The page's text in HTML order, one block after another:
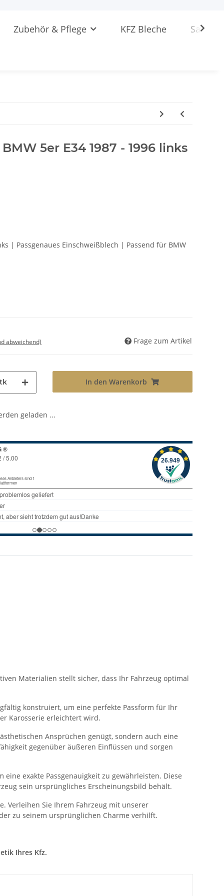
Zubehör & Pflege KFZ Bleche
5er E34 1987 - 1996 links
| Passgenaues Einschweißblech | Passend für BMW
abweichend) Frage zum Artikel
In den Warenkorb
geladen ...
Materialien stellt sicher, dass Ihr Fahrzeug optimal
konstruiert, um eine perfekte Passform für Ihr
Karosserie erleichtert wird.
Ansprüchen genügt, sondern auch eine
gegenüber äußeren Einflüssen und sorgen
exakte Passgenauigkeit zu gewährleisten. Diese
sein ursprüngliches Erscheinungsbild behält.
Verleihen Sie Ihrem Fahrzeug mit unserer
zu seinem ursprünglichen Charme verhilft.
Ihres Kfz.